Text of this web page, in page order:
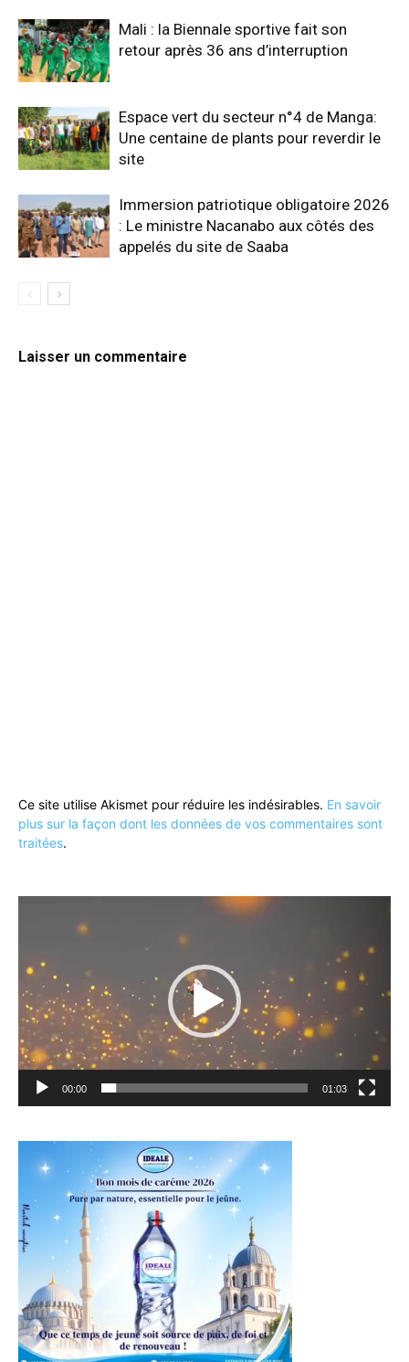
Mali : la Biennale sportive fait son
retour après 36 ans d’interruption
Espace vert du secteur n°4 de Manga:
Une centaine de plants pour reverdir le
site
Immersion patriotique obligatoire 2026
: Le ministre Nacanabo aux côtés des
appelés du site de Saaba
Laisser un commentaire
Ce site utilise Akismet pour réduire les indésirables. En savoir
plus sur la façon dont les données de vos commentaires sont
traitées.
00:00 01:03